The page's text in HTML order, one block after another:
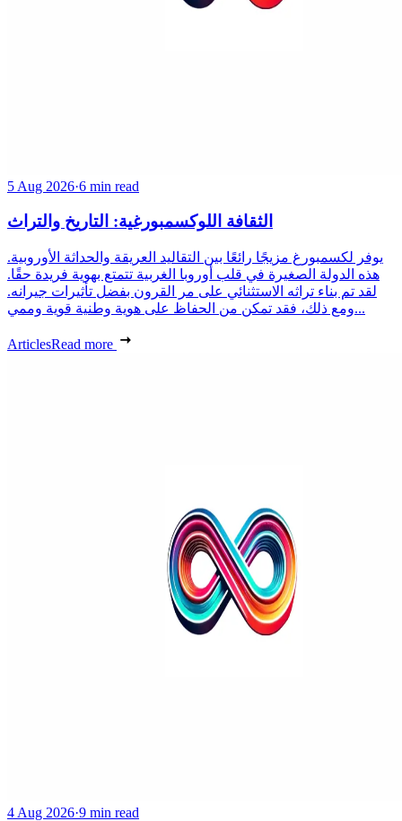
5 Aug 2026·6 min read
الثقافة اللوكسمبورغية: التاريخ والتراث
يوفر لكسمبورغ مزيجًا رائعًا بين التقاليد العريقة والحداثة الأوروبية.
هذه الدولة الصغيرة في قلب أوروبا الغربية تتمتع بهوية فريدة حقًا.
لقد تم بناء تراثه الاستثنائي على مر القرون بفضل تأثيرات جيرانه.
ومع ذلك، فقد تمكن من الحفاظ على هوية وطنية قوية وممي...
ArticlesRead more
4 Aug 2026·9 min read